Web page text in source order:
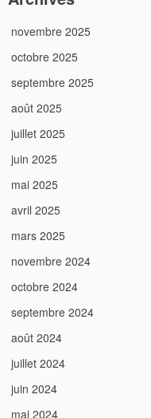
novembre 2025
octobre 2025
septembre 2025
août 2025
juillet 2025
juin 2025
mai 2025
avril 2025
mars 2025
novembre 2024
octobre 2024
septembre 2024
août 2024
juillet 2024
juin 2024
mai 2024